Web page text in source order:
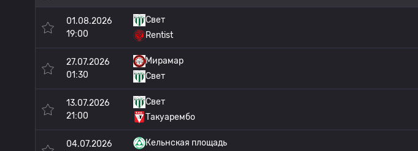
01.08.2026
19:00
Свет
Rentist
27.07.2026
01:30
Мирамар
Свет
13.07.2026
21:00
Свет
Такуарембо
04.07.2026
Кельнская площадь